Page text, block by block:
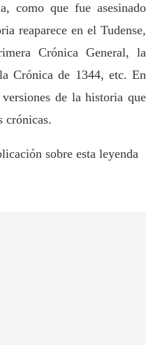
como que fue asesinado
reaparece en el Tudense,
Crónica General, la
Crónica de 1344, etc. En
de la historia que
crónicas.
sobre esta leyenda